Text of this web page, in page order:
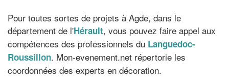
Pour toutes sortes de projets à Agde, dans le
département de l'Hérault, vous pouvez faire appel aux
compétences des professionnels du Languedoc-
Roussillon. Mon-evenement.net répertorie les
coordonnées des experts en décoration.